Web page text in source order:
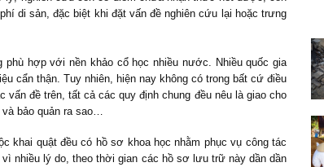
di sản, đặc biệt khi đặt vấn đề nghiên cứu lại hoặc trưng
hợp với nền khảo cổ học nhiều nước. Nhiều quốc gia
cẩn thận. Tuy nhiên, hiện nay không có trong bất cứ điều
đề trên, tất cả các quy định chung đều nêu là giao cho
bảo quản ra sao…
khai quật đều có hồ sơ khoa học nhằm phục vụ công tác
nhiều lý do, theo thời gian các hồ sơ lưu trữ này dần dần